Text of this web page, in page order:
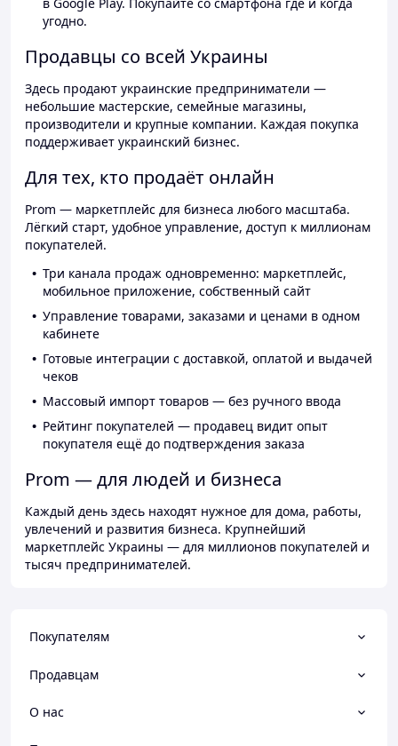
угодно.
Продавцы со всей Украины
Здесь продают украинские предприниматели —
небольшие мастерские, семейные магазины,
производители и крупные компании. Каждая покупка
поддерживает украинский бизнес.
Для тех, кто продаёт онлайн
Prom — маркетплейс для бизнеса любого масштаба.
Лёгкий старт, удобное управление, доступ к миллионам
покупателей.
Три канала продаж одновременно: маркетплейс,
мобильное приложение, собственный сайт
Управление товарами, заказами и ценами в одном
кабинете
Готовые интеграции с доставкой, оплатой и выдачей
чеков
Массовый импорт товаров — без ручного ввода
Рейтинг покупателей — продавец видит опыт
покупателя ещё до подтверждения заказа
Prom — для людей и бизнеса
Каждый день здесь находят нужное для дома, работы,
увлечений и развития бизнеса. Крупнейший
маркетплейс Украины — для миллионов покупателей и
тысяч предпринимателей.
Покупателям
Продавцам
О нас